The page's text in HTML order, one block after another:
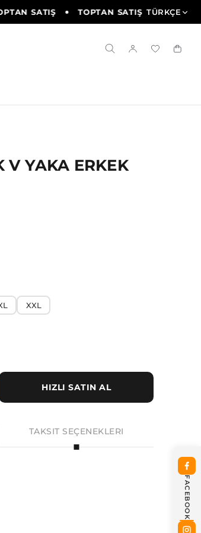
SATIŞ TOPTAN SATIŞ TOPTAN
TÜRKÇE
V YAKA ERKEK
XXL
HIZLI SATIN AL
TAKSIT SEÇENEKLERI
FACEBOOK